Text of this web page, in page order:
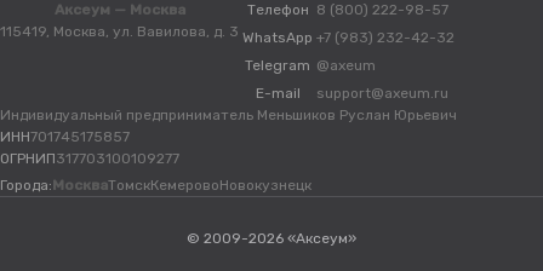
Аксеум — Москва
115419, Москва, ул. Вавилова, д. 3
Телефон 8 (800) 222-98-57
WhatsApp +7 (983) 232-42-32
Telegram @axeum
E-mail
support@axeum.ru
Индивидуальный предприниматель Меньшиков Руслан Юрьевич
ИНН701745175857
ОГРНИП317703100109277
Города: МоскваТомскКемеровоНовокузнецк
© 2009-2026 «Аксеум»